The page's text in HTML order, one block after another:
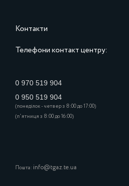
Контакти
Телефони контакт центру:
0 970 519 904
0 950 519 904
(понеділок - четвер з 8:00 до 17:00)
(п'ятниця з 8:00 до 16:00)
Пошта: info@tgaz.te.ua